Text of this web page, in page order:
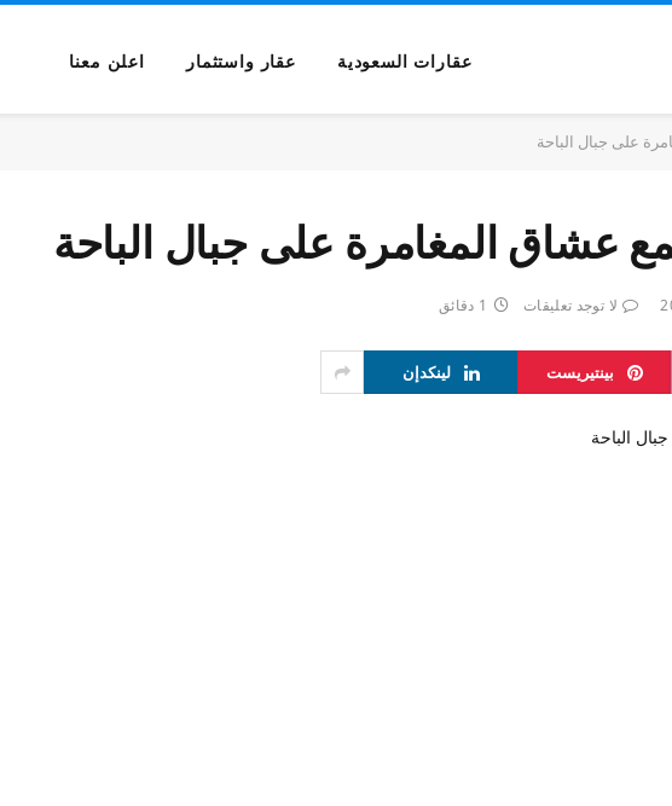
عقارات السعودية عقار واستثمار اعلن معنا
على جبال الباحة
عشاق المغامرة على جبال الباحة
لا توجد تعليقات 1 دقائق
بينتيريست لينكدإن